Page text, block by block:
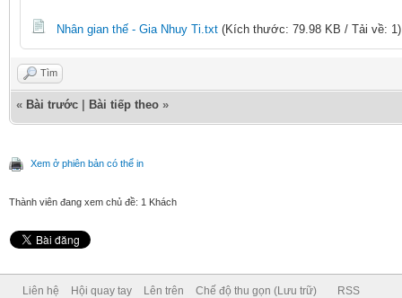
Nhân gian thế - Gia Nhuy Ti.txt (Kích thước: 79.98 KB / Tải về: 1)
Tìm
« Bài trước Bài tiếp theo »
Xem ở phiên bản có thể in
Thành viên đang xem chủ đề: 1 Khách
Liên hệ Hội quay tay Lên trên Chế độ thu gọn (Lưu trữ) RSS